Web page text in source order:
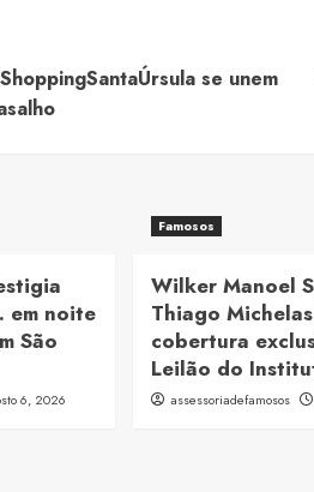
se unem
em noite
São
6, 2026
Famosos
Wilker Manoel
Thiago
cobertura
Leilão do
assessoriadefamosos